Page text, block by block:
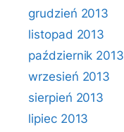
grudzień 2013
listopad 2013
październik 2013
wrzesień 2013
sierpień 2013
lipiec 2013